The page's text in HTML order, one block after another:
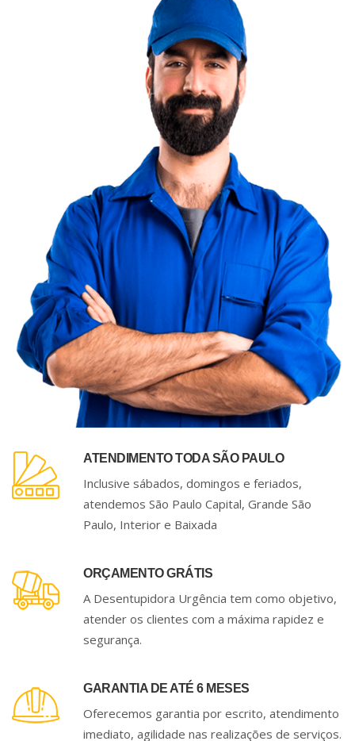
ATENDIMENTO TODA SÃO PAULO
Inclusive sábados, domingos e feriados,
atendemos São Paulo Capital, Grande São
Paulo, Interior e Baixada
ORÇAMENTO GRÁTIS
A Desentupidora Urgência tem como objetivo,
atender os clientes com a máxima rapidez e
segurança.
GARANTIA DE ATÉ 6 MESES
Oferecemos garantia por escrito, atendimento
imediato, agilidade nas realizações de serviços.